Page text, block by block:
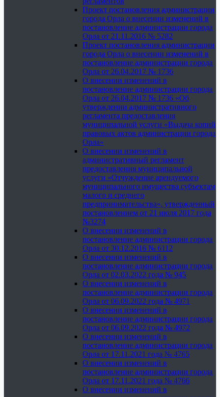
Проект постановления администрации
города Орла о внесении изменений в
постановление администрации города
Орла от 21.11.2016 № 5282
Проект постановления администрации
города Орла о внесении изменений в
постановление администрации города
Орла от 26.04.2017 № 1736
О внесении изменений в
постановление администрации города
Орла от 26.04.2017 № 1736 «Об
утверждении административного
регламента предоставления
муниципальной услуги «Выдача копий
правовых актов администрации города
Орла»
О внесении изменений в
административный регламент
предоставления муниципальной
услуги «Отчуждение арендуемого
муниципального имущества субъектам
малого и среднего
предпринимательства», утвержденный
постановлением от 21 июля 2017 года
№3274
О внесении изменений в
постановление администрации города
Орла от 30.12.2016 № 6112
О внесении изменений в
постановление администрации города
Орла от 02.03.2022 года № 945
О внесении изменений в
постановление администрации города
Орла от 06.09.2022 года № 4971
О внесении изменений в
постановление администрации города
Орла от 06.09.2022 года № 4972
О внесении изменений в
постановление администрации города
Орла от 17.11.2021 года № 4765
О внесении изменений в
постановление администрации города
Орла от 17.11.2021 года № 4766
О внесении изменений в